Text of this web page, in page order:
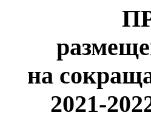
на
2021-